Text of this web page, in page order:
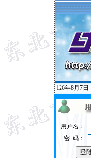
126年8月7日
用户名：
密 码：